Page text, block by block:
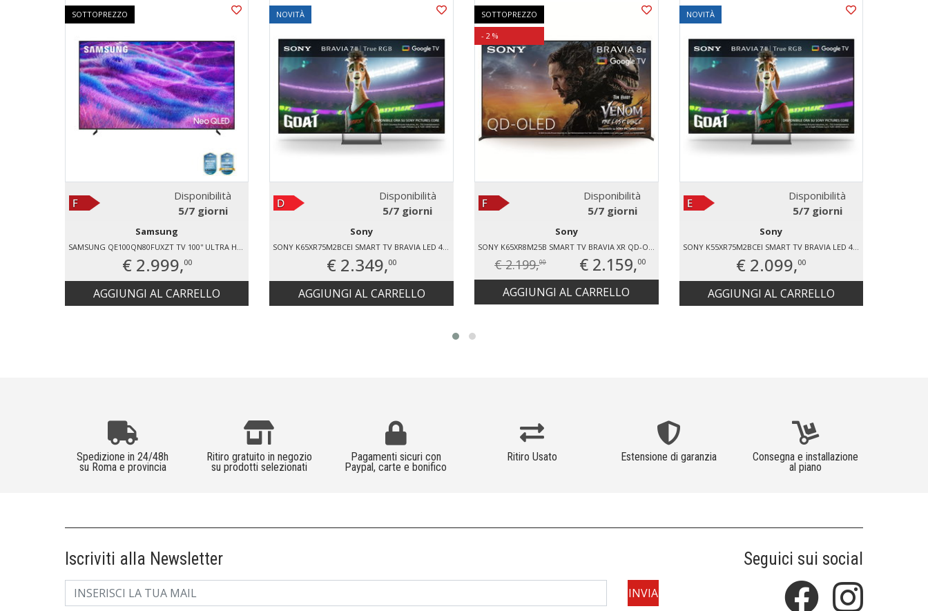
SOTTOPREZZO
Disponibilità
5/7 giorni
Samsung
SAMSUNG QE100QN80FUXZT TV 100'' ULTRA HD 4K HDR
€ 2.999,00
AGGIUNGI AL CARRELLO
NOVITÀ
Disponibilità
5/7 giorni
Sony
SONY K65XR75M2BCEI SMART TV BRAVIA LED 4K 65" K65XR75M2B.CEI
€ 2.349,00
AGGIUNGI AL CARRELLO
SOTTOPREZZO
- 2 %
Disponibilità
5/7 giorni
Sony
SONY K65XR8M25B SMART TV BRAVIA XR QD-OLED 4K 65" K65XR8M25B.CEI
€ 2.199,00 € 2.159,00
AGGIUNGI AL CARRELLO
NOVITÀ
Disponibilità
5/7 giorni
Sony
SONY K55XR75M2BCEI SMART TV BRAVIA LED 4K 55" K55XR75M2B.CEI
€ 2.099,00
AGGIUNGI AL CARRELLO
Spedizione in 24/48h
su Roma e provincia
Ritiro gratuito in negozio
su prodotti selezionati
Pagamenti sicuri con
Paypal, carte e bonifico
Ritiro Usato Estensione di garanzia Consegna e installazione
al piano
Iscriviti alla Newsletter Seguici sui social